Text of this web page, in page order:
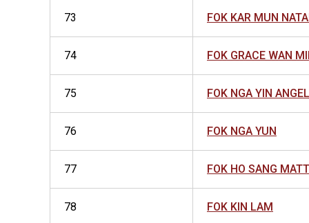
73 FOK KAR MUN
74 FOK GRACE WAN
75 FOK NGA YIN ANGEL
76 FOK NGA YUN
77 FOK HO SANG
78 FOK KIN LAM